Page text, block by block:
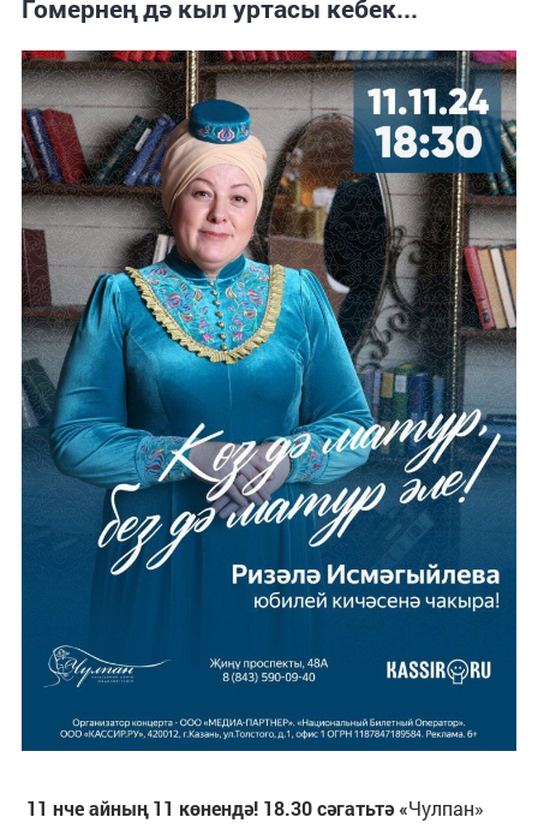
Гомернең дә кыл уртасы кебек...
11 нче айның 11 көнендә! 18.30 сәгатьтә «Чулпан»